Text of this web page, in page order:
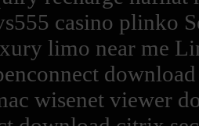
casino plinko
limo near me
wisenet viewer